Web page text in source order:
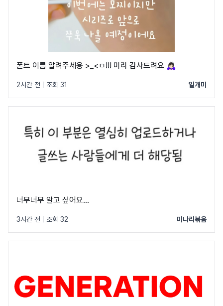
폰트 이름 알려주세용 >_<ㅁ!!! 미리 감사드려요 🙇🏻‍♀️
2시간 전 조회 31 일개미
너무너무 알고 싶어요...
3시간 전 조회 32 미나리볶음